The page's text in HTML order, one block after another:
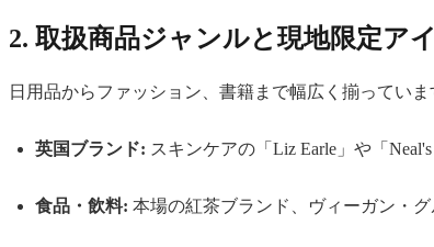
2. 取扱商品ジャンルと現地限定ア
日用品からファッション、書籍まで幅広く揃ってい
英国ブランド: スキンケアの「Liz Earle」や「Neal's
食品・飲料: 本場の紅茶ブランド、ヴィーガン・グ